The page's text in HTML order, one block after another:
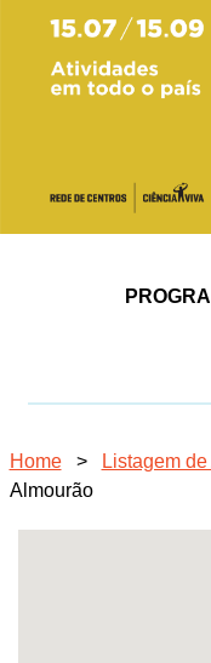
Home > Listagem
Almourão